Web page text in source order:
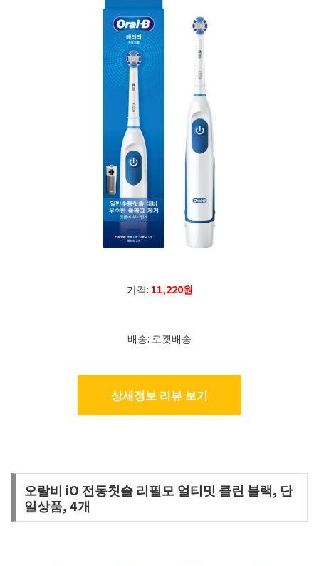
가격: 11,220원
배송: 로켓배송
상세정보 리뷰 보기
오랄비 iO 전동칫솔 리필모 얼티밋 클린 블랙, 단
일상품, 4개